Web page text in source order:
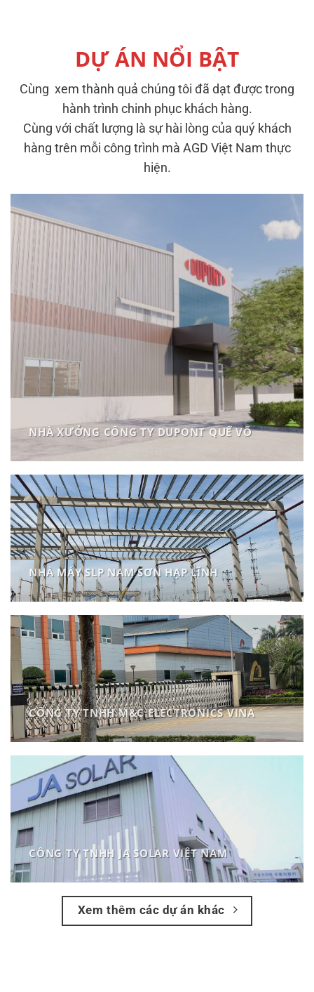
DỰ ÁN NỔI BẬT
Cùng xem thành quả chúng tôi đã dạt được trong
hành trình chinh phục khách hàng.
Cùng với chất lượng là sự hài lòng của quý khách
hàng trên mỗi công trình mà AGD Việt Nam thực
hiện.
NHÀ XƯỞNG CÔNG TY DUPONT QUẾ VÕ
NHÀ MÁY SLP NAM SƠN HẠP LĨNH
CÔNG TY TNHH M&C ELECTRONICS VINA
CÔNG TY TNHH JA SOLAR VIỆT NAM
Xem thêm các dự án khác